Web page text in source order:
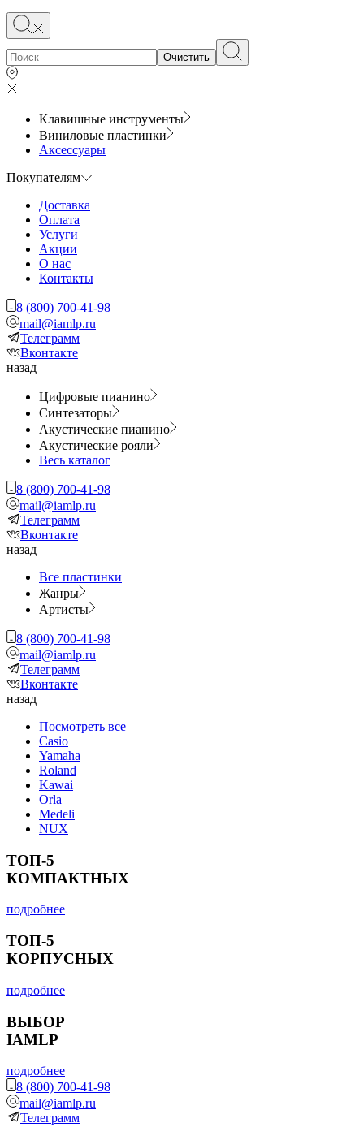
Очистить
Клавишные инструменты
Виниловые пластинки
Аксессуары
Покупателям
Доставка
Оплата
Услуги
Акции
О нас
Контакты
8 (800) 700-41-98
mail@iamlp.ru
Телеграмм
Вконтакте
назад
Цифровые пианино
Синтезаторы
Акустические пианино
Акустические рояли
Весь каталог
8 (800) 700-41-98
mail@iamlp.ru
Телеграмм
Вконтакте
назад
Все пластинки
Жанры
Артисты
8 (800) 700-41-98
mail@iamlp.ru
Телеграмм
Вконтакте
назад
Посмотреть все
Casio
Yamaha
Roland
Kawai
Orla
Medeli
NUX
ТОП-5
КОМПАКТНЫХ
подробнее
ТОП-5
КОРПУСНЫХ
подробнее
ВЫБОР
IAMLP
подробнее
8 (800) 700-41-98
mail@iamlp.ru
Телеграмм